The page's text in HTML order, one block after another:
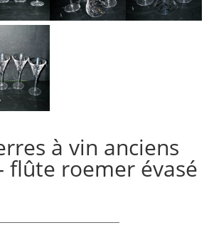
à vin anciens
flûte roemer évasé